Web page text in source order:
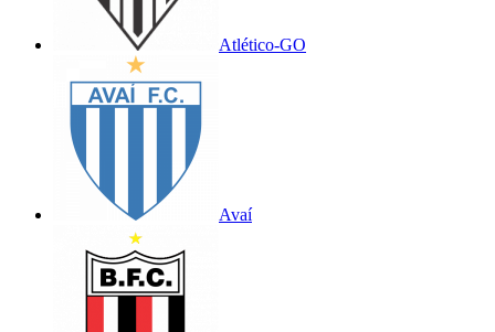
Atlético-GO
Avaí